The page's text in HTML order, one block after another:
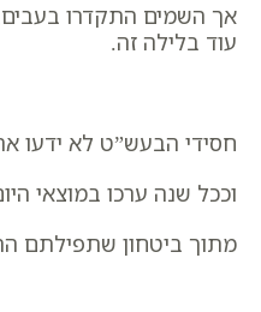
אך השמים התקדרו
עוד בלילה זה.
חסידי הבעש”ט לא ידעו
וככל שנה ערכו במוצאי
מתוך ביטחון שתפילתם